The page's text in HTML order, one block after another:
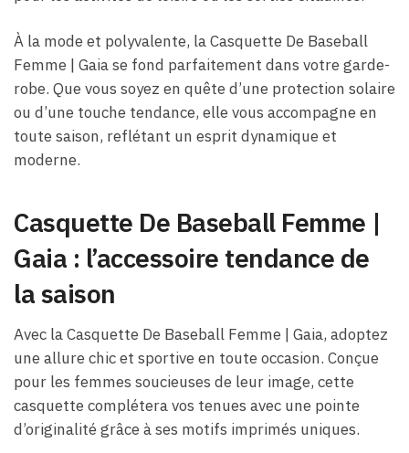
À la mode et polyvalente, la Casquette De Baseball
Femme |​ Gaia se fond parfaitement dans votre garde-
robe. Que vous soyez en quête d’une protection solaire
ou d’une touche tendance, elle vous accompagne en
toute saison, reflétant un esprit dynamique et
moderne.
Casquette De Baseball Femme |​
Gaia : l’accessoire tendance de
la saison
Avec la Casquette De Baseball Femme |​ Gaia, adoptez
une allure chic et sportive en toute occasion. Conçue
pour les femmes soucieuses de leur image, cette
casquette complétera vos tenues avec une pointe
d’originalité grâce à ses motifs imprimés uniques.